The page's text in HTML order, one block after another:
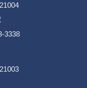
3338